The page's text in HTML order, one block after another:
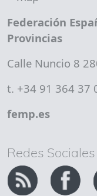
Federación
Provincias
Calle Nuncio 8
t. +34 91 364 37
femp.es
Redes Sociales